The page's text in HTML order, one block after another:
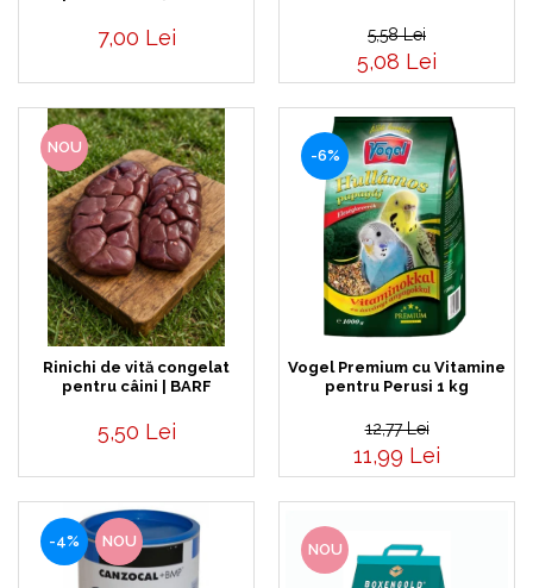
7,00 Lei 5,58 Lei
5,08 Lei
NOU
Rinichi de vită congelat
pentru câini | BARF
5,50 Lei
-6%
Vogel Premium cu Vitamine
pentru Perusi 1 kg
12,77 Lei
11,99 Lei
-4% NOU NOU